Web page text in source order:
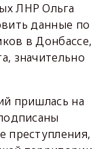
ЛНР Ольга
данные по
в Донбассе,
значительно
пришлась на
преступления,